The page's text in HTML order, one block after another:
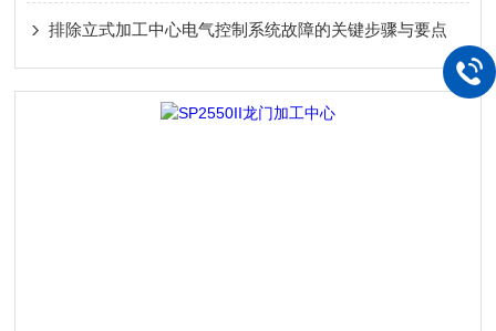
排除立式加工中心电气控制系统故障的关键步骤与要点